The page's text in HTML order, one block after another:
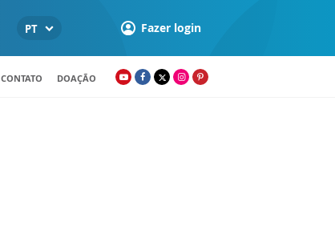
PT Fazer login
CONTATO DOAÇÃO